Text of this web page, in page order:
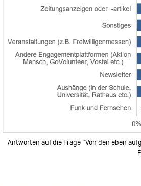
Antworten auf die Frage "Von den eben